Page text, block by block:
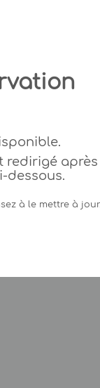
redirigé après
dessous.
à le mettre à